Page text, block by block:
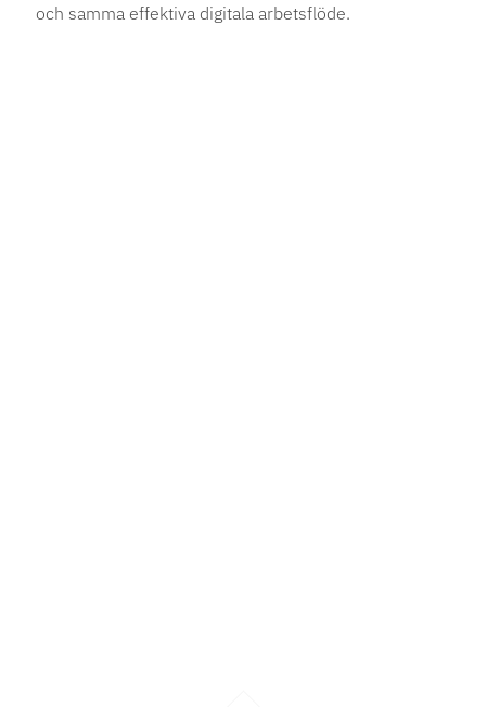
och samma effektiva digitala arbetsflöde.